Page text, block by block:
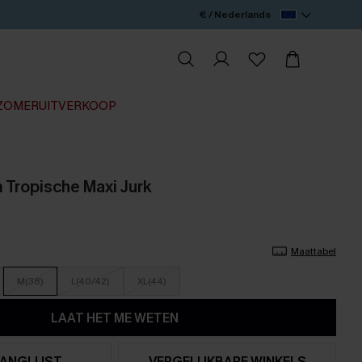
€ / Nederlands
Maxi Jurk
Maattabel
M(38) L(40/42) XL(44)
LAAT HET ME WETEN